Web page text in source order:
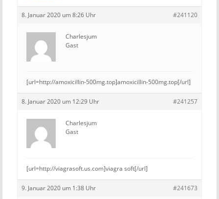
8. Januar 2020 um 8:26 Uhr #241120
Charlesjum
Gast
[url=http://amoxicillin-500mg.top]amoxicillin-500mg.top[/url]
8. Januar 2020 um 12:29 Uhr #241257
Charlesjum
Gast
[url=http://viagrasoft.us.com]viagra soft[/url]
9. Januar 2020 um 1:38 Uhr #241673